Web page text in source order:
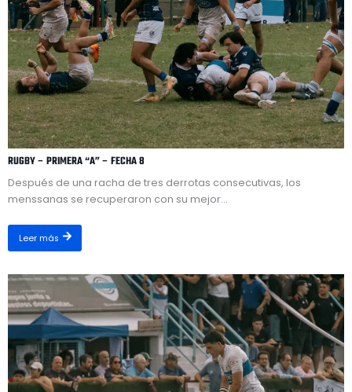
RUGBY – PRIMERA “A” – FECHA 8
Después de una racha de tres derrotas consecutivas, los
menssanas se recuperaron con su mejor...
Leer más